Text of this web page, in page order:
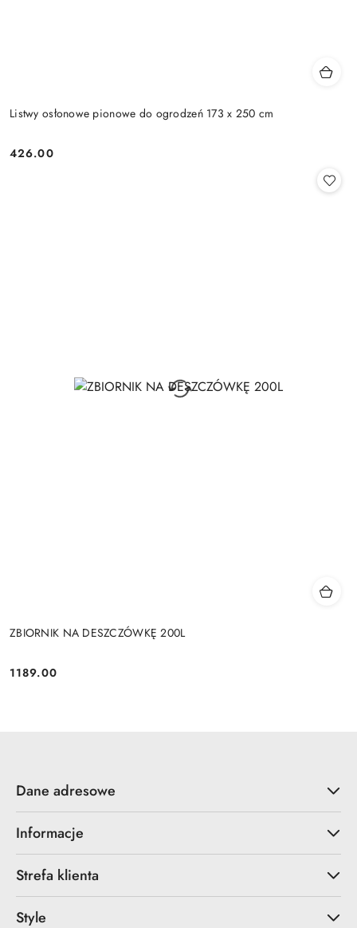
Listwy osłonowe pionowe do ogrodzeń 173 x 250 cm
Cena:
426.00
ZBIORNIK NA DESZCZÓWKĘ 200L
Cena:
1189.00
Dane adresowe
Informacje
Strefa klienta
Style